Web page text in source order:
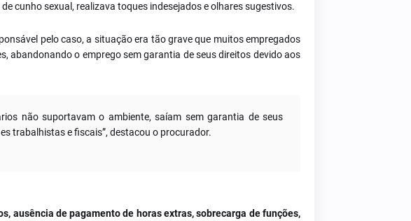
cunho sexual, realizava toques indesejados e olhares sugestivos.
pelo caso, a situação era tão grave que muitos empregados
abandonando o emprego sem garantia de seus direitos devido aos
não suportavam o ambiente, saíam sem garantia de seus
trabalhistas e fiscais”, destacou o procurador.
ausência de pagamento de horas extras, sobrecarga de funções,